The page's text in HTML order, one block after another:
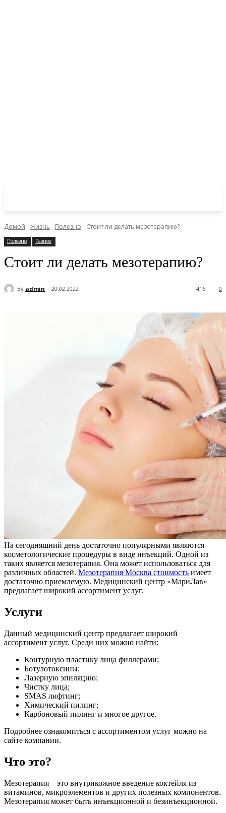
Домой Жизнь Полезно Стоит ли делать мезотерапию?
Полезно Разное
Стоит ли делать мезотерапию?
By admin 20.02.2022 0
416
На сегодняшний день достаточно популярными являются
косметологические процедуры в виде инъекций. Одной из
таких является мезотерапия. Она может использоваться для
различных областей. Мезотерапия Москва стоимость имеет
достаточно приемлемую. Медицинский центр «МариЛав»
предлагает широкий ассортимент услуг.
Услуги
Данный медицинский центр предлагает широкий
ассортимент услуг. Среди них можно найти:
Контурную пластику лица филлерами;
Ботулотоксины;
Лазерную эпиляцию;
Чистку лица;
SMAS лифтинг;
Химический пилинг;
Карбоновый пилинг и многое другое.
Подробнее ознакомиться с ассортиментом услуг можно на
сайте компании.
Что это?
Мезотерапия – это внутрикожное введение коктейля из
витаминов, микроэлементов и других полезных компонентов.
Мезотерапия может быть инъекционной и безинъекционной.